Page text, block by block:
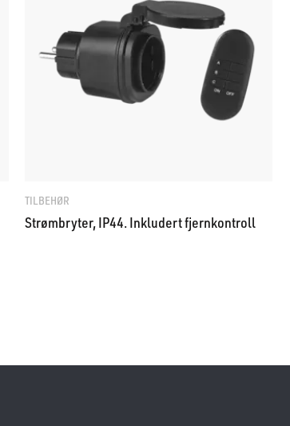
TILBEHØR
Strømbryter, IP44. Inkludert fjernkontroll